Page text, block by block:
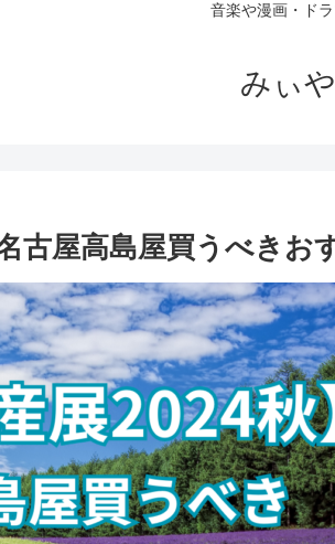
音楽や漫画・ド
みぃ
古屋高島屋買うべきお